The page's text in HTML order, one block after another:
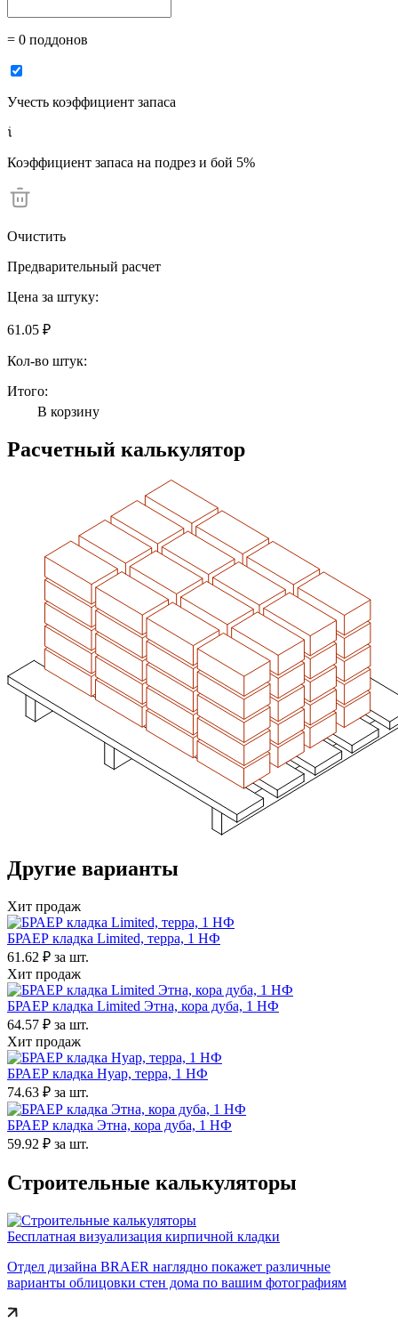
= 0 поддонов
Учесть коэффициент запаса
Коэффициент запаса на подрез и бой 5%
Очистить
Предварительный расчет
Цена за штуку:
61.05 ₽
Кол-во штук:
Итого:
В корзину
Расчетный калькулятор
Другие варианты
Хит продаж
БРАЕР кладка Limited, терра, 1 НФ
61.62 ₽ за шт.
Хит продаж
БРАЕР кладка Limited Этна, кора дуба, 1 НФ
64.57 ₽ за шт.
Хит продаж
БРАЕР кладка Нуар, терра, 1 НФ
74.63 ₽ за шт.
БРАЕР кладка Этна, кора дуба, 1 НФ
59.92 ₽ за шт.
Строительные калькуляторы
Бесплатная визуализация кирпичной кладки
Отдел дизайна BRAER наглядно покажет различные
варианты облицовки стен дома по вашим фотографиям